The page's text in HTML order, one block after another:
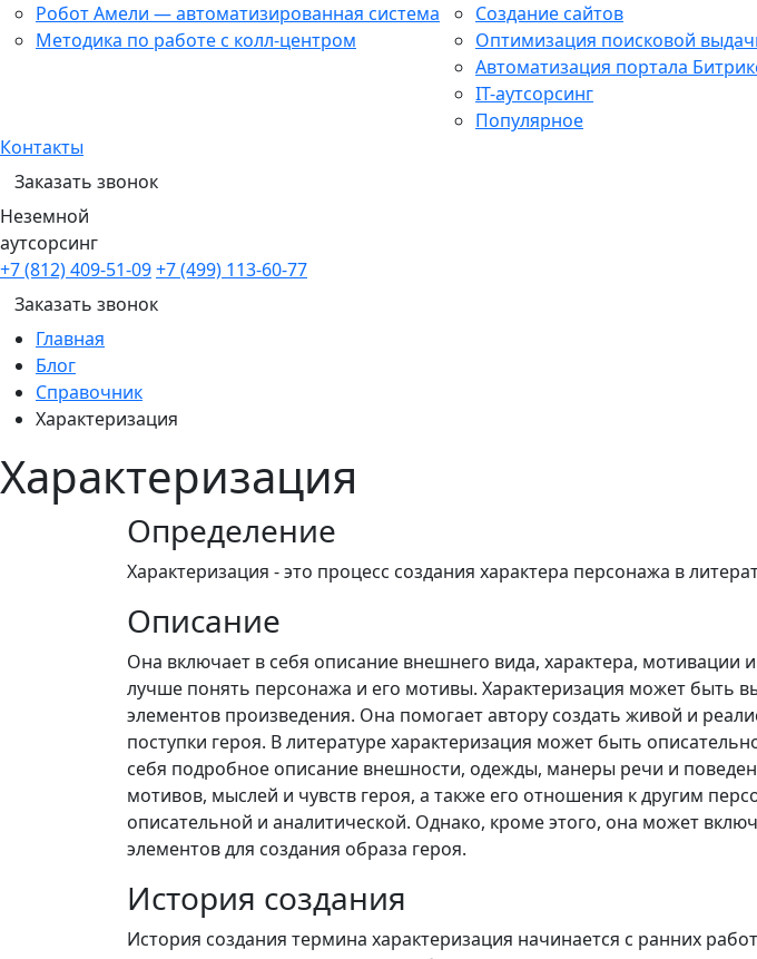
Робот Амели — автоматизированная система
Методика по работе с колл-центром
Создание сайтов
Оптимизация поисковой
Автоматизация портала
IT-аутсорсинг
Популярное
Контакты
Заказать звонок
Неземной
аутсорсинг
+7 (812) 409-51-09+7 (499) 113-60-77
Заказать звонок
Главная
Блог
Справочник
Характеризация
Характеризация
Определение
Характеризация - это процесс создания характера персонажа в
Описание
Она включает в себя описание внешнего вида, характера, мотивации
лучше понять персонажа и его мотивы. Характеризация может быть
элементов произведения. Она помогает автору создать живой и
поступки героя. В литературе характеризация может быть
себя подробное описание внешности, одежды, манеры речи и
мотивов, мыслей и чувств героя, а также его отношения к другим
описательной и аналитической. Однако, кроме этого, она может
элементов для создания образа героя.
История создания
История создания термина характеризация начинается с ранних